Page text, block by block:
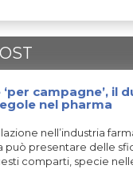
campagne’, il
nel pharma
nell’industria
può presentare delle
comparti, specie